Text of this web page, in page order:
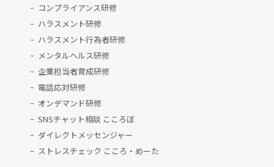
コンプライアンス研修
ハラスメント研修
ハラスメント行為者研修
メンタルヘルス研修
企業担当者育成研修
電話応対研修
オンデマンド研修
SNSチャット相談 こころぼ
ダイレクトメッセンジャー
ストレスチェック こころ・めーた